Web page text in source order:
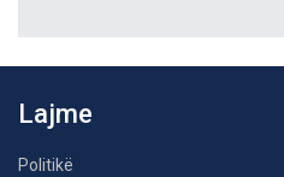
Lajme
Politikë